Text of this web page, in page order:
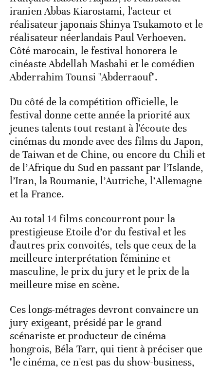
iranien Abbas Kiarostami, l'acteur et
réalisateur japonais Shinya Tsukamoto et le
réalisateur néerlandais Paul Verhoeven.
Côté marocain, le festival honorera le
cinéaste Abdellah Masbahi et le comédien
Abderrahim Tounsi "Abderraouf".
Du côté de la compétition officielle, le
festival donne cette année la priorité aux
jeunes talents tout restant à l'écoute des
cinémas du monde avec des films du Japon,
de Taiwan et de Chine, ou encore du Chili et
de l’Afrique du Sud en passant par l’Islande,
l’Iran, la Roumanie, l’Autriche, l’Allemagne
et la France.
Au total 14 films concourront pour la
prestigieuse Etoile d’or du festival et les
d'autres prix convoités, tels que ceux de la
meilleure interprétation féminine et
masculine, le prix du jury et le prix de la
meilleure mise en scène.
Ces longs-métrages devront convaincre un
jury exigeant, présidé par le grand
scénariste et producteur de cinéma
hongrois, Béla Tarr, qui tient à préciser que
"le cinéma, ce n'est pas du show-business,